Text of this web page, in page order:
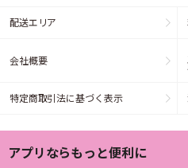
配送エリア
会社概要
特定商取引法に基づく表示
アプリならもっと便利に